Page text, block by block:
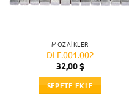
MOZAIKLER
DLF.001.002
32,00$
SEPETE EKLE